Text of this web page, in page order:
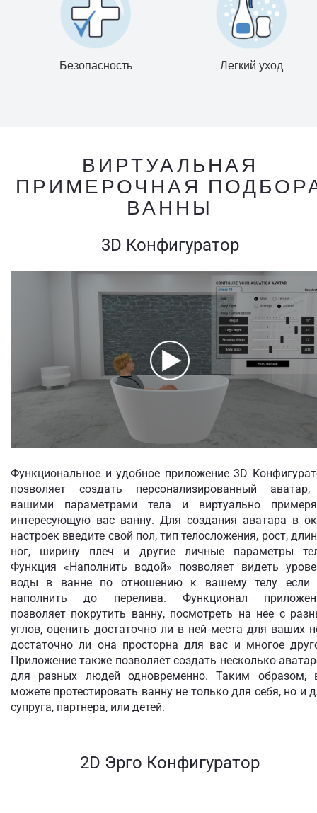
Безопасность Легкий уход
ВИРТУАЛЬНАЯ
ПРИМЕРОЧНАЯ
ВАННЫ
3D Конфигуратор
Функциональное и удобное приложение 3D
позволяет создать персонализированный
вашими параметрами тела и виртуально
интересующую вас ванну. Для создания аватара в
настроек введите свой пол, тип телосложения, рост,
ног, ширину плеч и другие личные параметры
Функция «Наполнить водой» позволяет видеть
воды в ванне по отношению к вашему телу если
наполнить до перелива. Функционал
позволяет покрутить ванну, посмотреть на нее с
углов, оценить достаточно ли в ней места для ваших
достаточно ли она просторна для вас и многое
Приложение также позволяет создать несколько
для разных людей одновременно. Таким образом,
можете протестировать ванну не только для себя, но и
супруга, партнера, или детей.
2D Эрго Конфигуратор